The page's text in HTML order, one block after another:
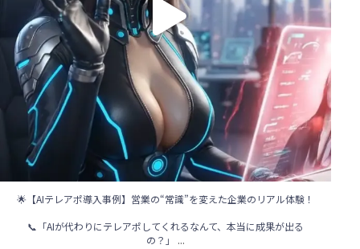
🌟【AIテレアポ導入事例】営業の“常識”を変えた企業のリアル体験！
📞「AIが代わりにテレアポしてくれるなんて、本当に成果が出る
の？」
...